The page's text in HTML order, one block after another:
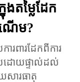
តម្លៃដែក
ើម?
ពារដែកពីការ
លដោយផ្ទាល់ដល់
ារធាតុ